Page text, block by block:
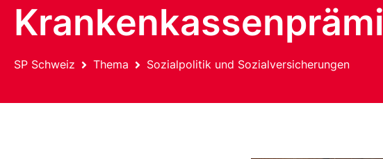
SP Schweiz Thema Sozialpolitik und Sozialversicherungen